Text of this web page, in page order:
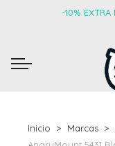
-10% EXTRA
Inicio Marcas